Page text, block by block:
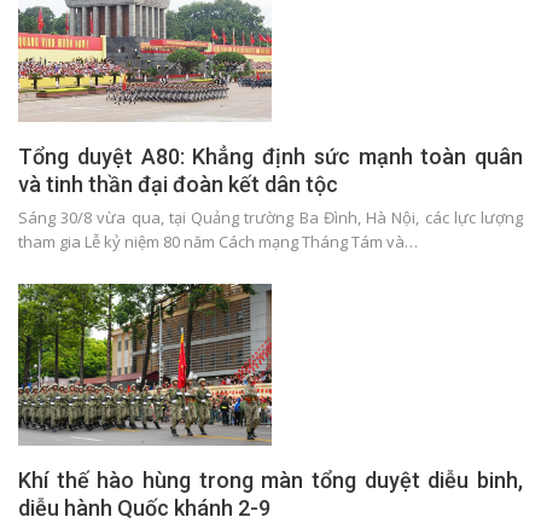
Tổng duyệt A80: Khẳng định sức mạnh toàn quân
và tinh thần đại đoàn kết dân tộc
Sáng 30/8 vừa qua, tại Quảng trường Ba Đình, Hà Nội, các lực lượng
tham gia Lễ kỷ niệm 80 năm Cách mạng Tháng Tám và…
Khí thế hào hùng trong màn tổng duyệt diễu binh,
diễu hành Quốc khánh 2-9